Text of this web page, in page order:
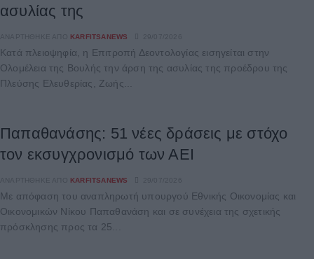
ασυλίας της
ΑΝΑΡΤΉΘΗΚΕ ΑΠΌ KARFITSANEWS 29/07/2026
Κατά πλειοψηφία, η Επιτροπή Δεοντολογίας εισηγείται στην
Ολομέλεια της Βουλής την άρση της ασυλίας της προέδρου της
Πλεύσης Ελευθερίας, Ζωής...
Παπαθανάσης: 51 νέες δράσεις με στόχο
τον εκσυγχρονισμό των ΑΕΙ
ΑΝΑΡΤΉΘΗΚΕ ΑΠΌ KARFITSANEWS 29/07/2026
Με απόφαση του αναπληρωτή υπουργού Εθνικής Οικονομίας και
Οικονομικών Νίκου Παπαθανάση και σε συνέχεια της σχετικής
πρόσκλησης προς τα 25...